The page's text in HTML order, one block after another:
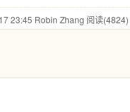
23:45 Robin Zhang 阅读(4824)